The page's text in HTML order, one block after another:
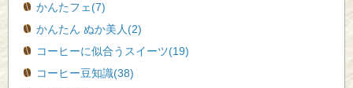
かんたフェ(7)
かんたん ぬか美人(2)
コーヒーに似合うスイーツ(19)
コーヒー豆知識(38)